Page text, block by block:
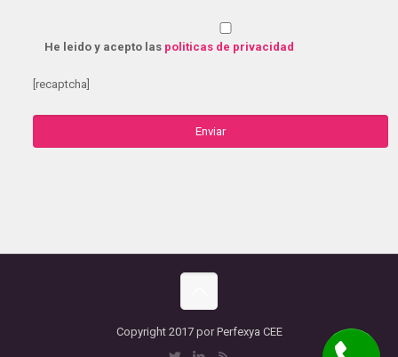
He leido y acepto las politicas de privacidad
[recaptcha]
Copyright 2017 por Perfexya CEE